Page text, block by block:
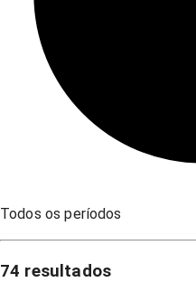
Todos os períodos
74 resultados